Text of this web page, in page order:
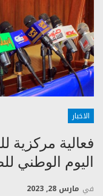
الاخبار
فعالية مركزية
اليوم الوطني
في مارس 28, 2023